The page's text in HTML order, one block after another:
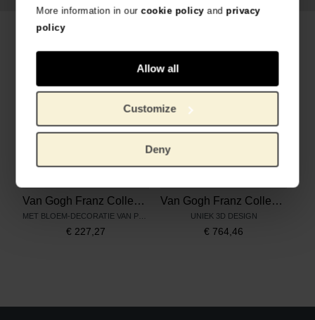
More information in ourcookie policyand privacy
policy
Allow all
Customize
Deny
Gerelateerde producten
Van Gogh Franz Collection Kop en schotel Irissen
€ 227,27
Van Gogh Franz Collection porseleinen vaas Zonnebloemen
UNIEK 3D DESIGN
€ 764,46